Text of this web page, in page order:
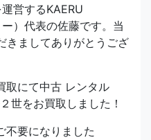
営するKAERU
）代表の佐藤です。当
きましてありがとうござ
取にて中古 レンタル
をお買取しました！
不要になりました